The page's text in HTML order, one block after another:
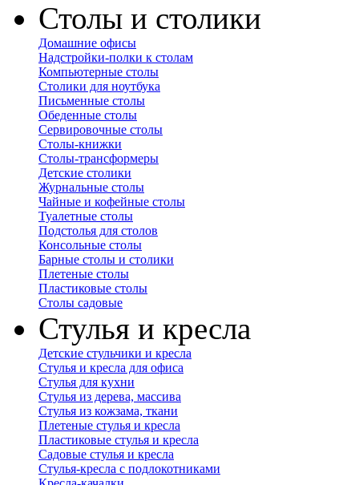
Столы и столики
Домашние офисы
Надстройки-полки к столам
Компьютерные столы
Столики для ноутбука
Письменные столы
Обеденные столы
Сервировочные столы
Столы-книжки
Столы-трансформеры
Детские столики
Журнальные столы
Чайные и кофейные столы
Туалетные столы
Подстолья для столов
Консольные столы
Барные столы и столики
Плетеные столы
Пластиковые столы
Столы садовые
Стулья и кресла
Детские стульчики и кресла
Стулья и кресла для офиса
Стулья для кухни
Стулья из дерева, массива
Стулья из кожзама, ткани
Плетеные стулья и кресла
Пластиковые стулья и кресла
Садовые стулья и кресла
Стулья-кресла с подлокотниками